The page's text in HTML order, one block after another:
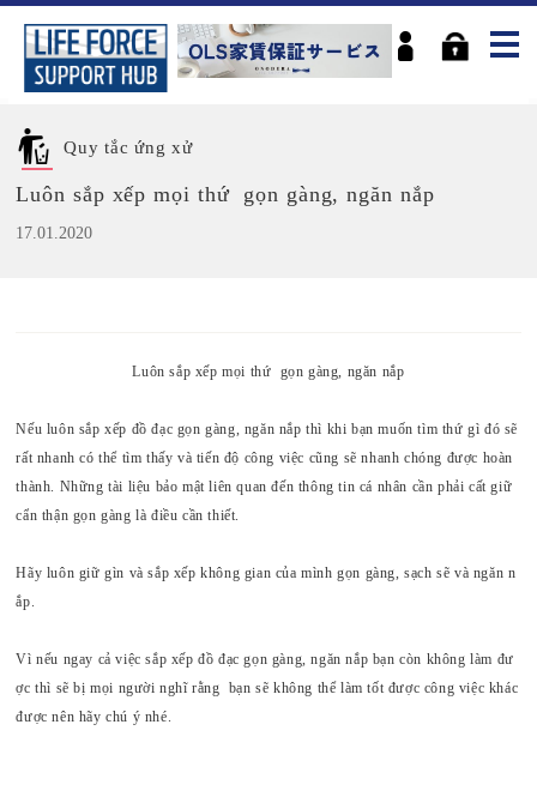
Quy tắc ứng xử
Luôn sắp xếp mọi thứ gọn gàng, ngăn nắp
17.01.2020
Luôn sắp xếp mọi thứ gọn gàng, ngăn nắp
Nếu luôn sắp xếp đồ đạc gọn gàng, ngăn nắp thì khi bạn muốn tìm thứ gì đó sẽ
rất nhanh có thể tìm thấy và tiến độ công việc cũng sẽ nhanh chóng được hoàn
thành. Những tài liệu bảo mật liên quan đến thông tin cá nhân cần phải cất giữ
cẩn thận gọn gàng là điều cần thiết.
Hãy luôn giữ gìn và sắp xếp không gian của mình gọn gàng, sạch sẽ và ngăn n
ắp.
Vì nếu ngay cả việc sắp xếp đồ đạc gọn gàng, ngăn nắp bạn còn không làm đư
ợc thì sẽ bị mọi người nghĩ rằng bạn sẽ không thể làm tốt được công việc khác
được nên hãy chú ý nhé.